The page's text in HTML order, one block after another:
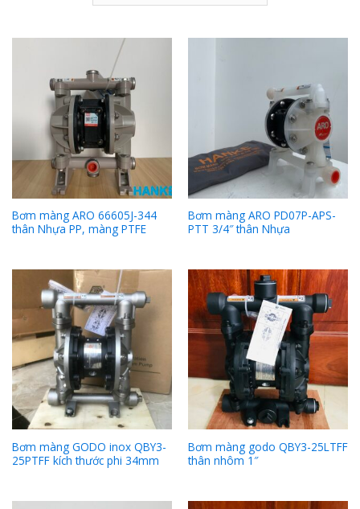
Bơm màng ARO 66605J-344
thân Nhựa PP, màng PTFE
Bơm màng ARO PD07P-APS-
PTT 3/4″ thân Nhựa
Bơm màng GODO inox QBY3-
25PTFF kích thước phi 34mm
Bơm màng godo QBY3-25LTFF
thân nhôm 1″